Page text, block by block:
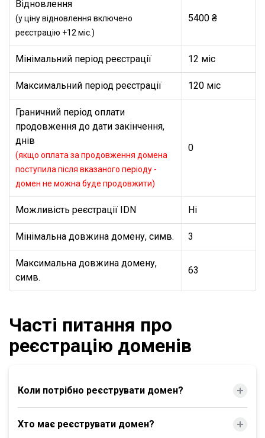
Відновлення
(у ціну відновлення включено
реєстрацію +12 міс.)
5400 ₴
Мінімальний період реєстрації 12 міс
Максимальний період реєстрації 120 міс
Граничний період оплати
продовження до дати закінчення,
днів
(якщо оплата за продовження домена
поступила після вказаного періоду -
домен не можна буде продовжити)
0
Можливість реєстрації IDN Ні
Мінімальна довжина домену, симв. 3
Максимальна довжина домену,
симв.
63
Часті питання про
реєстрацію доменів
Коли потрібно реєструвати домен?
Хто має реєструвати домен?